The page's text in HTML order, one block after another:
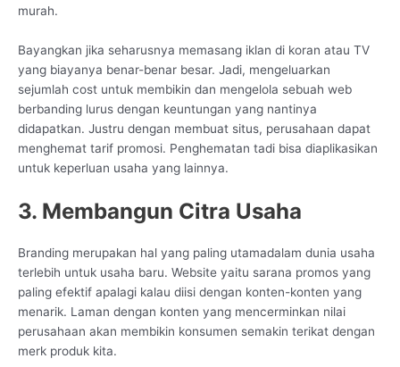
murah.
Bayangkan jika seharusnya memasang iklan di koran atau TV
yang biayanya benar-benar besar. Jadi, mengeluarkan
sejumlah cost untuk membikin dan mengelola sebuah web
berbanding lurus dengan keuntungan yang nantinya
didapatkan. Justru dengan membuat situs, perusahaan dapat
menghemat tarif promosi. Penghematan tadi bisa diaplikasikan
untuk keperluan usaha yang lainnya.
3. Membangun Citra Usaha
Branding merupakan hal yang paling utamadalam dunia usaha
terlebih untuk usaha baru. Website yaitu sarana promos yang
paling efektif apalagi kalau diisi dengan konten-konten yang
menarik. Laman dengan konten yang mencerminkan nilai
perusahaan akan membikin konsumen semakin terikat dengan
merk produk kita.